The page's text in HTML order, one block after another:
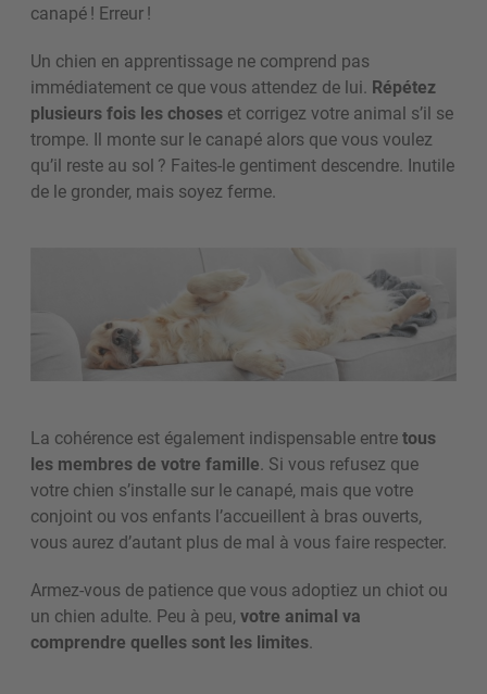
canapé ! Erreur !
Un chien en apprentissage ne comprend pas
immédiatement ce que vous attendez de lui. Répétez
plusieurs fois les choses et corrigez votre animal s’il se
trompe. Il monte sur le canapé alors que vous voulez
qu’il reste au sol ? Faites-le gentiment descendre. Inutile
de le gronder, mais soyez ferme.
La cohérence est également indispensable entretous
les membres de votre famille. Si vous refusez que
votre chien s’installe sur le canapé, mais que votre
conjoint ou vos enfants l’accueillent à bras ouverts,
vous aurez d’autant plus de mal à vous faire respecter.
Armez-vous de patience que vous adoptiez un chiot ou
un chien adulte. Peu à peu, votre animal va
comprendre quelles sont les limites.